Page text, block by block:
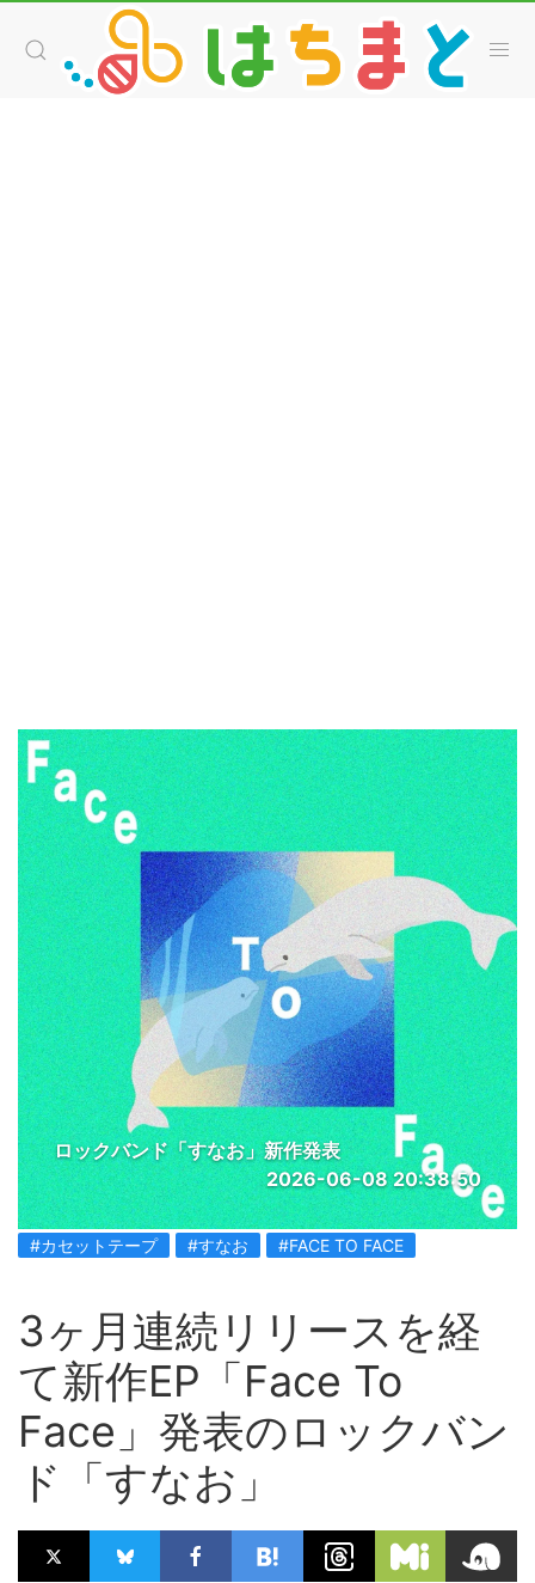
ロックバンド「すなお」新作発表
2026-06-08 20:38:50
#カセットテープ #すなお #FACE TO FACE
3ヶ月連続リリースを経
て新作EP「Face To
Face」発表のロックバン
ド「すなお」